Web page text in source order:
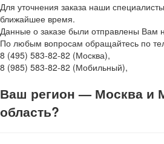
Для уточнения заказа наши
ближайшее время.
Данные о заказе были отправлены Вам
По любым вопросам обращайтесь по
8 (495) 583-82-82 (Москва),
8 (985) 583-82-82 (Мобильный),
Ваш регион — Москва и
область?